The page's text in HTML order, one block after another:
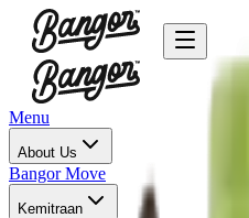
Menu
About Us
Bangor Move
Kemitraan